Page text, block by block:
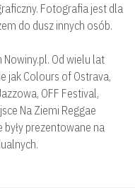
Fotografia jest dla
do dusz innych osób.
Od wielu lat
jak Colours of Ostrava,
OFF Festival,
Na Ziemi Reggae
prezentowane na